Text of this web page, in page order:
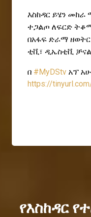
እስከዳር ይሄን መከራ
ተጋልጦ ለፍርድ
በአፋፍ ድራማ ዘወትር
ቲቪ፣ ዲኤስቲቪ
በ #MyDStv አፕ
https://
የእስከዳር